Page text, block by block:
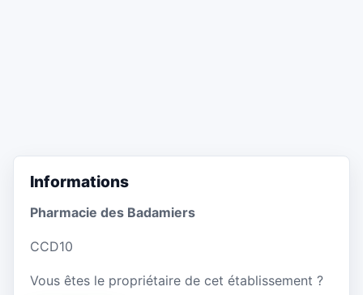
Informations
Pharmacie des Badamiers
CCD10
Vous êtes le propriétaire de cet établissement ?